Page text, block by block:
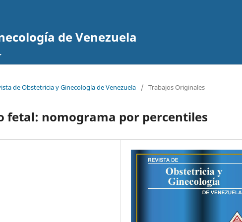
de Venezuela
de Obstetricia y Ginecología de Venezuela / Trabajos Originales
fetal: nomograma por percentiles